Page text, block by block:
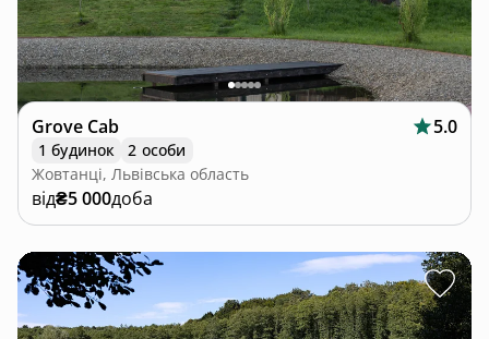
Grove Cab 5.0
1 будинок
2 особи
Жовтанці, Львівська область
від₴5 000доба